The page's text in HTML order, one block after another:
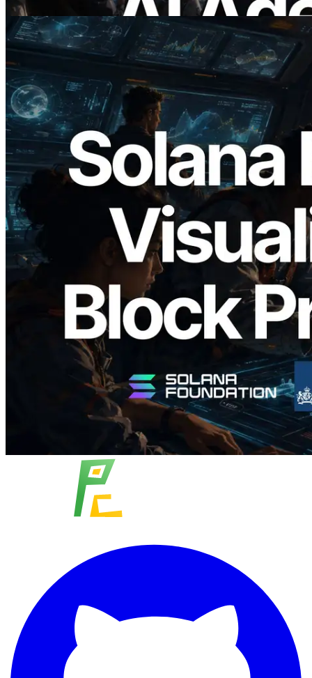
อ่านบทความนี้
2026.05.24
Validators Solutions เปิดตัว Solana Block
Analyzer — แสดงเวลาการผลิตบล็อก
ระดับ slot และบาลิเดเตอร์ที่รับผิดชอบ